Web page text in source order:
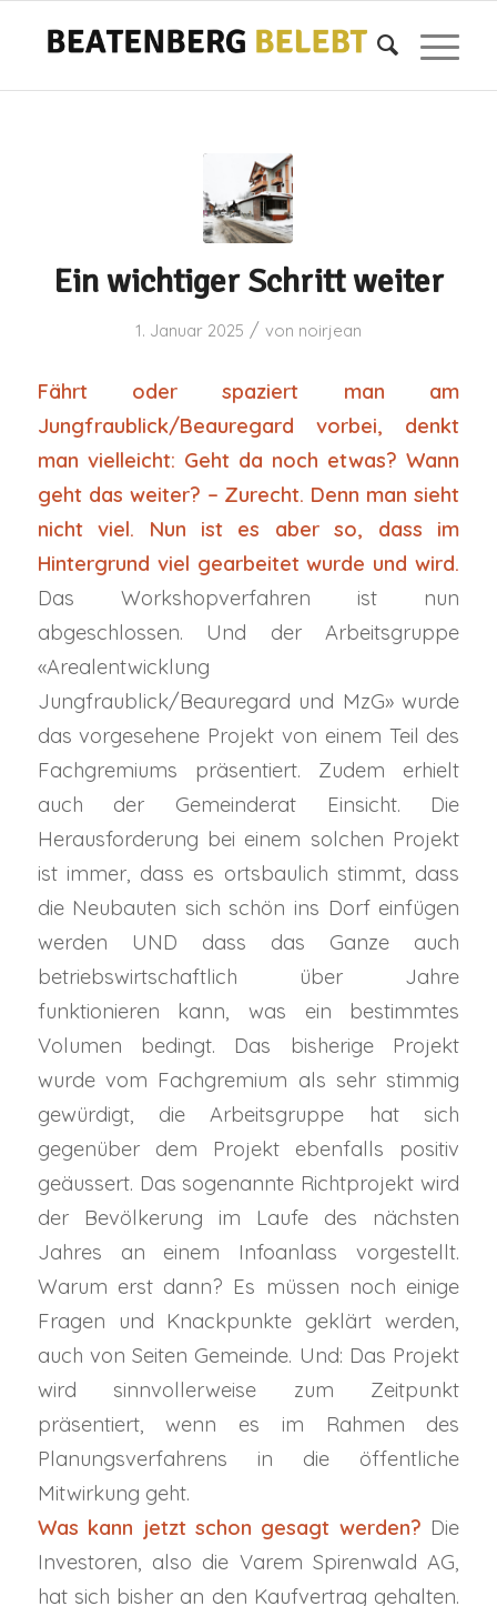
Ein wichtiger Schritt weiter
1. Januar 2025 / von noirjean
Fährt oder spaziert man am
Jungfraublick/Beauregard vorbei, denkt
man vielleicht: Geht da noch etwas? Wann
geht das weiter? – Zurecht. Denn man sieht
nicht viel. Nun ist es aber so, dass im
Hintergrund viel gearbeitet wurde und wird.
Das Workshopverfahren ist nun
abgeschlossen. Und der Arbeitsgruppe
«Arealentwicklung
Jungfraublick/Beauregard und MzG» wurde
das vorgesehene Projekt von einem Teil des
Fachgremiums präsentiert. Zudem erhielt
auch der Gemeinderat Einsicht. Die
Herausforderung bei einem solchen Projekt
ist immer, dass es ortsbaulich stimmt, dass
die Neubauten sich schön ins Dorf einfügen
werden UND dass das Ganze auch
betriebswirtschaftlich über Jahre
funktionieren kann, was ein bestimmtes
Volumen bedingt. Das bisherige Projekt
wurde vom Fachgremium als sehr stimmig
gewürdigt, die Arbeitsgruppe hat sich
gegenüber dem Projekt ebenfalls positiv
geäussert. Das sogenannte Richtprojekt wird
der Bevölkerung im Laufe des nächsten
Jahres an einem Infoanlass vorgestellt.
Warum erst dann? Es müssen noch einige
Fragen und Knackpunkte geklärt werden,
auch von Seiten Gemeinde. Und: Das Projekt
wird sinnvollerweise zum Zeitpunkt
präsentiert, wenn es im Rahmen des
Planungsverfahrens in die öffentliche
Mitwirkung geht.
Was kann jetzt schon gesagt werden? Die
Investoren, also die Varem Spirenwald AG,
hat sich bisher an den Kaufvertrag gehalten.